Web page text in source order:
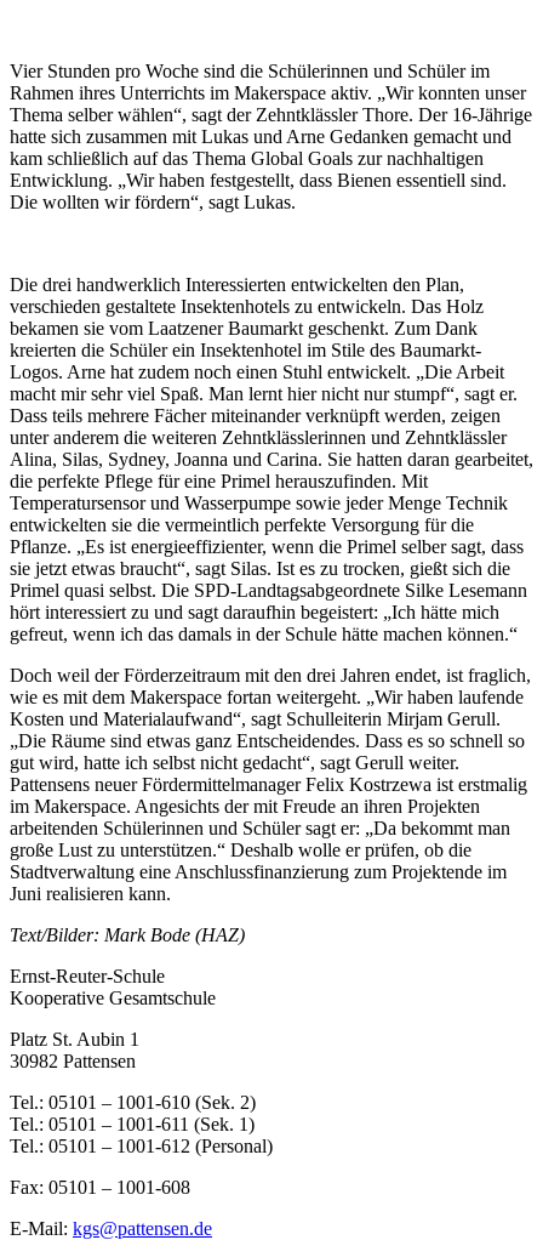
Vier Stunden pro Woche sind die Schülerinnen und Schüler im
Rahmen ihres Unterrichts im Makerspace aktiv. „Wir konnten unser
Thema selber wählen“, sagt der Zehntklässler Thore. Der 16-Jährige
hatte sich zusammen mit Lukas und Arne Gedanken gemacht und
kam schließlich auf das Thema Global Goals zur nachhaltigen
Entwicklung. „Wir haben festgestellt, dass Bienen essentiell sind.
Die wollten wir fördern“, sagt Lukas.
Die drei handwerklich Interessierten entwickelten den Plan,
verschieden gestaltete Insektenhotels zu entwickeln. Das Holz
bekamen sie vom Laatzener Baumarkt geschenkt. Zum Dank
kreierten die Schüler ein Insektenhotel im Stile des Baumarkt-
Logos. Arne hat zudem noch einen Stuhl entwickelt. „Die Arbeit
macht mir sehr viel Spaß. Man lernt hier nicht nur stumpf“, sagt er.
Dass teils mehrere Fächer miteinander verknüpft werden, zeigen
unter anderem die weiteren Zehntklässlerinnen und Zehntklässler
Alina, Silas, Sydney, Joanna und Carina. Sie hatten daran gearbeitet,
die perfekte Pflege für eine Primel herauszufinden. Mit
Temperatursensor und Wasserpumpe sowie jeder Menge Technik
entwickelten sie die vermeintlich perfekte Versorgung für die
Pflanze. „Es ist energieeffizienter, wenn die Primel selber sagt, dass
sie jetzt etwas braucht“, sagt Silas. Ist es zu trocken, gießt sich die
Primel quasi selbst. Die SPD-Landtagsabgeordnete Silke Lesemann
hört interessiert zu und sagt daraufhin begeistert: „Ich hätte mich
gefreut, wenn ich das damals in der Schule hätte machen können.“
Doch weil der Förderzeitraum mit den drei Jahren endet, ist fraglich,
wie es mit dem Makerspace fortan weitergeht. „Wir haben laufende
Kosten und Materialaufwand“, sagt Schulleiterin Mirjam Gerull.
„Die Räume sind etwas ganz Entscheidendes. Dass es so schnell so
gut wird, hatte ich selbst nicht gedacht“, sagt Gerull weiter.
Pattensens neuer Fördermittelmanager Felix Kostrzewa ist erstmalig
im Makerspace. Angesichts der mit Freude an ihren Projekten
arbeitenden Schülerinnen und Schüler sagt er: „Da bekommt man
große Lust zu unterstützen.“ Deshalb wolle er prüfen, ob die
Stadtverwaltung eine Anschlussfinanzierung zum Projektende im
Juni realisieren kann.
Text/Bilder: Mark Bode (HAZ)
Ernst-Reuter-Schule
Kooperative Gesamtschule
Platz St. Aubin 1
30982 Pattensen
Tel.: 05101 – 1001-610 (Sek. 2)
Tel.: 05101 – 1001-611 (Sek. 1)
Tel.: 05101 – 1001-612 (Personal)
Fax: 05101 – 1001-608
E-Mail: kgs@pattensen.de